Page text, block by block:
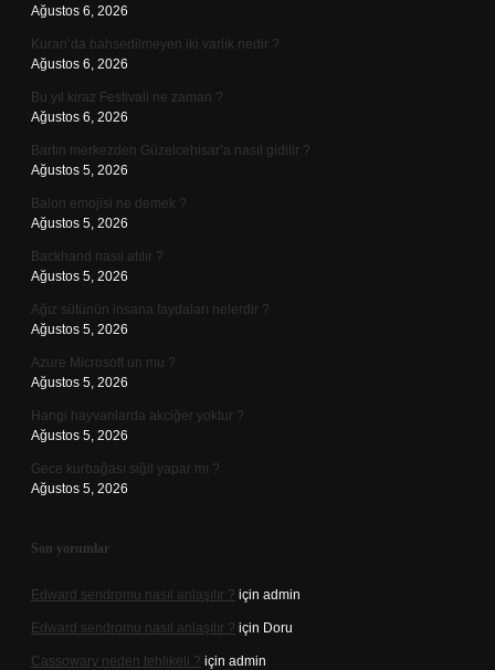
Ağustos 6, 2026
Kuran’da bahsedilmeyen iki varlık nedir ?
Ağustos 6, 2026
Bu yıl kiraz Festivali ne zaman ?
Ağustos 6, 2026
Bartın merkezden Güzelcehisar’a nasıl gidilir ?
Ağustos 5, 2026
Balon emojisi ne demek ?
Ağustos 5, 2026
Backhand nasıl atılır ?
Ağustos 5, 2026
Ağız sütünün insana faydaları nelerdir ?
Ağustos 5, 2026
Azure Microsoft un mu ?
Ağustos 5, 2026
Hangi hayvanlarda akciğer yoktur ?
Ağustos 5, 2026
Gece kurbağası siğil yapar mı ?
Ağustos 5, 2026
Son yorumlar
Edward sendromu nasıl anlaşılır ? için admin
Edward sendromu nasıl anlaşılır ? için Doru
Cassowary neden tehlikeli ? için admin